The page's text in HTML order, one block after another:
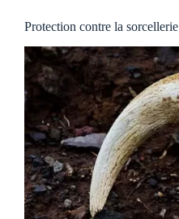
Protection contre la sorcellerie